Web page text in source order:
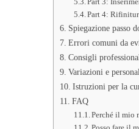
Part 4:
Spiegazione passo
Errori comuni da
Consigli
Variazioni e
Istruzioni per la
FAQ
Perché il mio